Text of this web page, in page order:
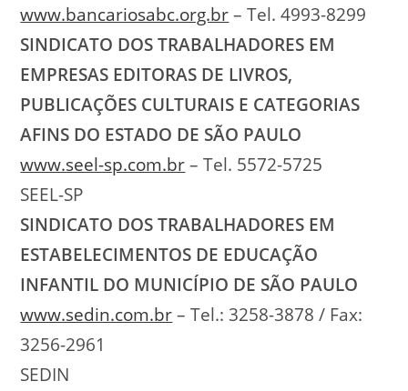
www.bancariosabc.org.br – Tel. 4993-8299
SINDICATO DOS TRABALHADORES EM
EMPRESAS EDITORAS DE LIVROS,
PUBLICAÇÕES CULTURAIS E CATEGORIAS
AFINS DO ESTADO DE SÃO PAULO
www.seel-sp.com.br – Tel. 5572-5725
SEEL-SP
SINDICATO DOS TRABALHADORES EM
ESTABELECIMENTOS DE EDUCAÇÃO
INFANTIL DO MUNICÍPIO DE SÃO PAULO
www.sedin.com.br – Tel.: 3258-3878 / Fax:
3256-2961
SEDIN